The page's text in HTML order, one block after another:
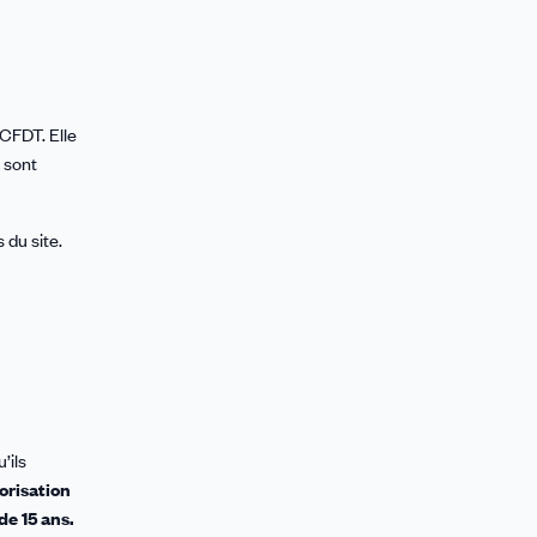
Elle
sont
du site.
15 ans.